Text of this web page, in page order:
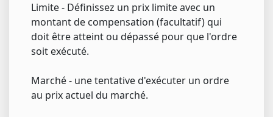
Limite - Définissez un prix limite avec un
montant de compensation (facultatif) qui
doit être atteint ou dépassé pour que l'ordre
soit exécuté.
Marché - une tentative d'exécuter un ordre
au prix actuel du marché.